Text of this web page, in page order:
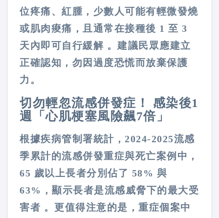
位疼痛、紅腫，少數人可能有輕微發燒
或肌肉痠痛，且通常在接種後 1 至 3
天內即可自行緩解 。建議民眾應建立
正確認知，勿因過度恐慌而放棄保護
力。
切勿輕忽流感併發症！ 感染後1
週「心肌梗塞風險飆7倍」
根據疾病管制署統計，2024-2025流感
季累計的流感併發重症與死亡案例中，
65 歲以上長者分別佔了 58% 與
63%，顯示長者是流感威脅下的最大受
害者 。更值得注意的是，重症個案中